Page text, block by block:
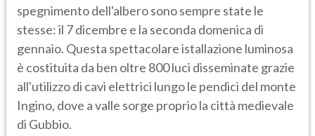
spegnimento dell'albero sono sempre state le
stesse: il 7 dicembre e la seconda domenica di
gennaio. Questa spettacolare istallazione luminosa
è costituita da ben oltre 800 luci disseminate grazie
all'utilizzo di cavi elettrici lungo le pendici del monte
Ingino, dove a valle sorge proprio la città medievale
di Gubbio.